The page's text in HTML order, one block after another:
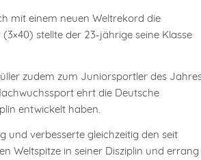
mit einem neuen Weltrekord die
stellte der 23-jährige seine Klasse
zudem zum Juniorsportler des
ehrt die Deutsche
entwickelt haben.
und verbesserte gleichzeitig den seit
Weltspitze in seiner Disziplin und errang